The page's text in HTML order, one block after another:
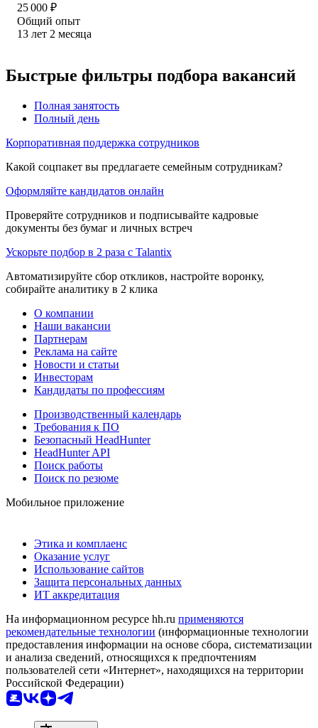
25 000 ₽
Общий опыт
13 лет 2 месяца
Быстрые фильтры подбора вакансий
Полная занятость
Полный день
Корпоративная поддержка сотрудников
Какой соцпакет вы предлагаете семейным сотрудникам?
Оформляйте кандидатов онлайн
Проверяйте сотрудников и подписывайте кадровые
документы без бумаг и личных встреч
Ускорьте подбор в 2 раза с Talantix
Автоматизируйте сбор откликов, настройте воронку,
собирайте аналитику в 2 клика
О компании
Наши вакансии
Партнерам
Реклама на сайте
Новости и статьи
Инвесторам
Кандидаты по профессиям
Производственный календарь
Требования к ПО
Безопасный HeadHunter
HeadHunter API
Поиск работы
Поиск по резюме
Мобильное приложение
Этика и комплаенс
Оказание услуг
Использование сайтов
Защита персональных данных
ИТ аккредитация
На информационном ресурсе hh.ru применяются
рекомендательные технологии (информационные технологии
предоставления информации на основе сбора, систематизации
и анализа сведений, относящихся к предпочтениям
пользователей сети «Интернет», находящихся на территории
Российской Федерации)